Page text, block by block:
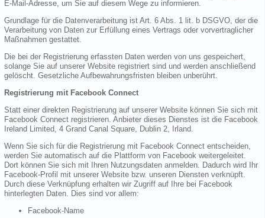
E-Mail-Adresse, um Sie auf diesem Wege zu informieren.
Grundlage für die Datenverarbeitung ist Art. 6 Abs. 1 lit. b DSGVO, der die
Verarbeitung von Daten zur Erfüllung eines Vertrags oder vorvertraglicher
Maßnahmen gestattet.
Die bei der Registrierung erfassten Daten werden von uns gespeichert,
solange Sie auf unserer Website registriert sind und werden anschließend
gelöscht. Gesetzliche Aufbewahrungsfristen bleiben unberührt.
Registrierung mit Facebook Connect
Statt einer direkten Registrierung auf unserer Website können Sie sich mit
Facebook Connect registrieren. Anbieter dieses Dienstes ist die Facebook
Ireland Limited, 4 Grand Canal Square, Dublin 2, Irland.
Wenn Sie sich für die Registrierung mit Facebook Connect entscheiden,
werden Sie automatisch auf die Plattform von Facebook weitergeleitet.
Dort können Sie sich mit Ihren Nutzungsdaten anmelden. Dadurch wird Ihr
Facebook-Profil mit unserer Website bzw. unseren Diensten verknüpft.
Durch diese Verknüpfung erhalten wir Zugriff auf Ihre bei Facebook
hinterlegten Daten. Dies sind vor allem:
Facebook-Name